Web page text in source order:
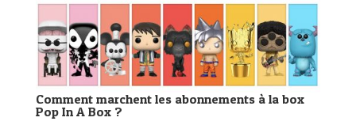
Comment marchent les abonnements à la box
Pop In A Box ?